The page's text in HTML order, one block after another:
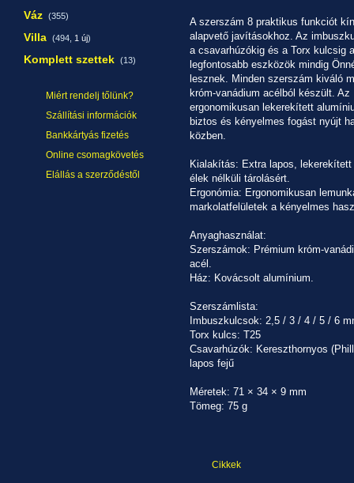
Váz (355)
Villa (494, 1 új)
Komplett szettek (13)
Miért rendelj tőlünk?
Szállítási információk
Bankkártyás fizetés
Online csomagkövetés
Elállás a szerződéstől
A szerszám 8 praktikus funkciót
alapvető javításokhoz. Az
a csavarhúzókig és a Torx kulcsig a
legfontosabb eszközök mindig
lesznek. Minden szerszám kiváló
króm-vanádium acélból készült. Az
ergonomikusan lekerekített
biztos és kényelmes fogást nyújt
közben.
Kialakítás: Extra lapos, lekerekített
élek nélküli tárolásért.
Ergonómia: Ergonomikusan
markolatfelületek a kényelmes
Anyaghasználat:
Szerszámok: Prémium króm-
acél.
Ház: Kovácsolt alumínium.
Szerszámlista:
Imbuszkulcsok: 2,5 / 3 / 4 / 5 / 6
Torx kulcs: T25
Csavarhúzók: Kereszthornyos
lapos fejű
Méretek: 71 × 34 × 9 mm
Tömeg: 75 g
Cikkek